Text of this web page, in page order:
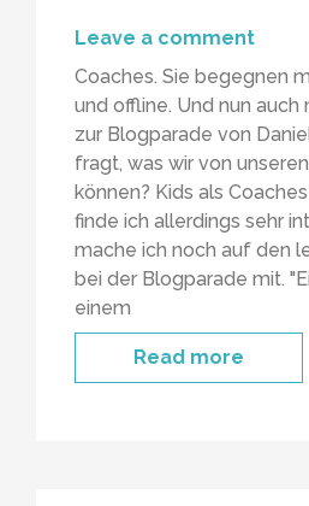
Leave a comment
Coaches. Sie begegnen
und offline. Und nun
zur Blogparade von
fragt, was wir von
können? Kids als
finde ich allerdings sehr
mache ich noch auf den
bei der Blogparade mit.
einem
Read more